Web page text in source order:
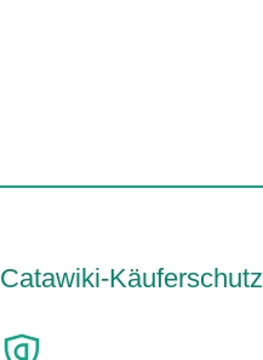
Catawiki-Käuferschutz